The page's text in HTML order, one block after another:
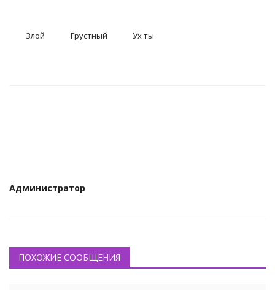
Злой Грустный Ух ты
Администратор
ПОХОЖИЕ СООБЩЕНИЯ